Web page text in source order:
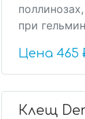
при
Цена 465
Клещ